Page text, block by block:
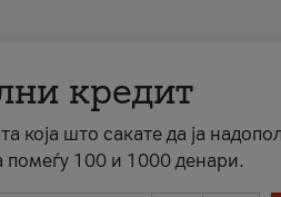
кредит
која што сакате да ја
помеѓу 100 и 1000 денари.